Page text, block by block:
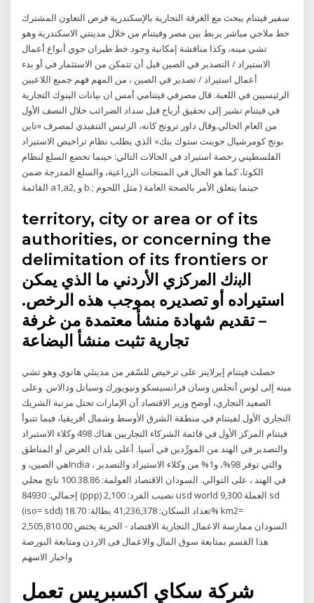
سفير فيتنام يبحث مع الغرفة التجارية بالإسكندرية فرص التعاون المشترك
خط ملاحي مباشر يربط بين مصر وفيتنام من خلال مدينتي الاسكندرية وهو
تشي مينه، وكذا مناقشة إمكانية وجود خط طيران جوي أنواع أعمال
الاستيراد / التصدير في الصين قبل أن تتمكن من الاستثمار في أو بدء
أعمال استيراد / تصدير في الصين ، من المهم فهم جميع اللاعبين
الرئيسيين في اللعبة. قال مصرفي فيتنامي أمس ان بيانات البنوك التجارية
في فيتنام تشير إلى تحقيق أرباح قبل سداد الضرائب خلال النصف الأول
من العام الحالي.وقال داور ترونج كانه، الرئيس التنفيذي لمصرف «تاين
بونج كومرشيال جوينت ستوك بنك» الذي يطلب نظام تراخيص الاستيراد
الفلسطيني رخصة استيراد في الحالات التالي: حينما تخضع السلع لنظام
الكوتا، كما هو الحال في المنتجات الزراعية، والسلع المدرجة ضمن
القائمة a1,a2, و b.; حينما يتعلق الأمر بالصحة العامة ( مثل اللحوم
territory, city or area or of its
authorities, or concerning the
delimitation of its frontiers or
اﻟﺑﻧك اﻟﻣرﮐزي اﻷردﻧﻲ ما الذي يمكن
استيراده أو تصديره بموجب هذه الرخص.
– تقديم شهادة منشأ معتمدة من غرفة
تجارية تثبت منشأ البضاعة
حصلت فيتنام إيرلاينز على ترخيص للسّفر من مدينتَي هانوي وهو تشي
مينه إلى لوس أنجلس وسان فرانسيسكو ونيويورك وسياتل ودالاس. وعلى
الصعيد التجاري، أوضح وزير الاقتصاد أن الإمارات تحتل مرتبة الشريك
التجاري الأول لفيتنام في منطقة الشرق الأوسط وشمال أفريقيا، فيما تتبوأ
فيتنام المركز الأول في قائمة الشركاء التجاريين هناك 498 وكلاء الاستيراد
والتصدير في الهند من المورِّدين في آسيا. أعلى بلدان العرض أو المناطق
هي الصين، وIndia ، والتي توفر 98%، و1% من وكلاء الاستيراد والتصدير
في الهند ، على التوالي. السودان الاقتصاد العولمة: 38.86 100 ناتج محلي
إجمالي: 84930 (ppp) نصيب الفرد: 2,100 usd world 9,300 العملة sd
(iso= sdd) تعداد السكان: 41,236,378 بطالة: 18.70% km2=
2,505,810.00 السودان ممارسة الاعمال التجارية الاقتصاد - الحرية يختص
هذا القسم بمتابعة سوق المال والاعمال فى الاردن ومتابعة البورصة
واخبار الاسهم
شركة سكاي اكسبريس تعمل